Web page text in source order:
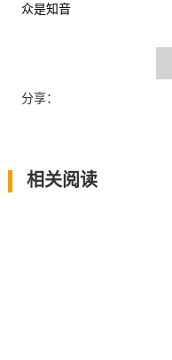
众是知音
分享：
相关阅读